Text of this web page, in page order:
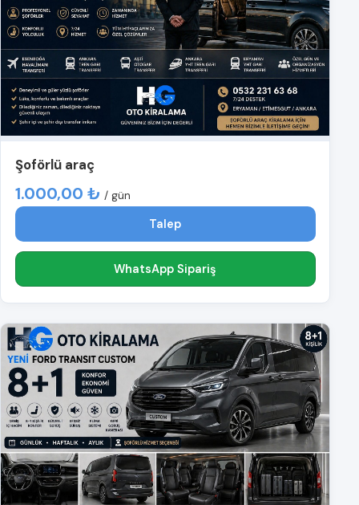
Şoförlü araç
1.000,00 ₺ / gün
Talep
WhatsApp Sipariş